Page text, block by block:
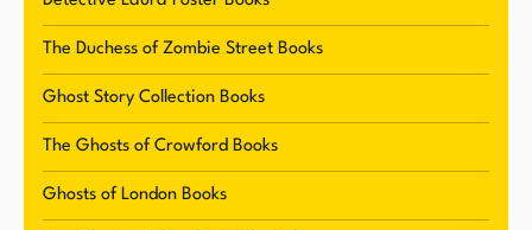
The Duchess of Zombie Street Books
Ghost Story Collection Books
The Ghosts of Crowford Books
Ghosts of London Books